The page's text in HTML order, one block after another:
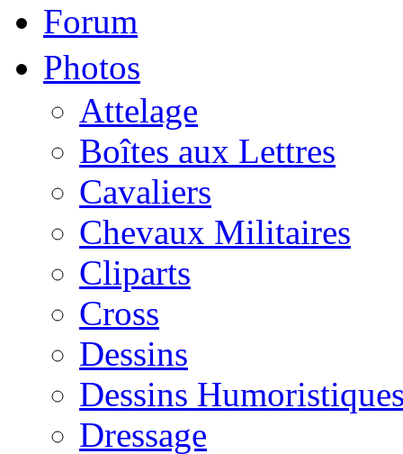
Forum
Photos
Attelage
Boîtes aux Lettres
Cavaliers
Chevaux Militaires
Cliparts
Cross
Dessins
Dessins
Dressage